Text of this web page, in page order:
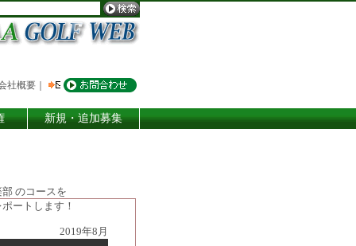
社概要
新規・追加募集
のコースを
ートします！
2019年8月